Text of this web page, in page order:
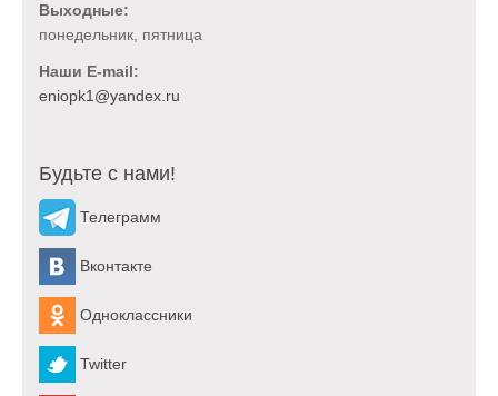
Выходные:
понедельник, пятница
Наши E-mail:
Будьте с нами!
Телеграмм
Вконтакте
Одноклассники
Twitter